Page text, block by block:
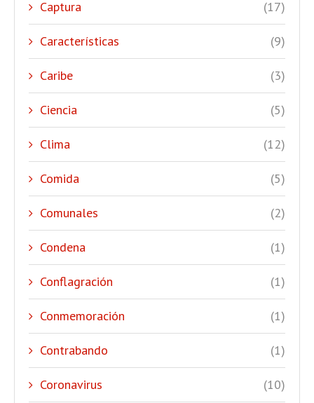
Captura (17)
Características (9)
Caribe (3)
Ciencia (5)
Clima (12)
Comida (5)
Comunales (2)
Condena (1)
Conflagración (1)
Conmemoración (1)
Contrabando (1)
Coronavirus (10)